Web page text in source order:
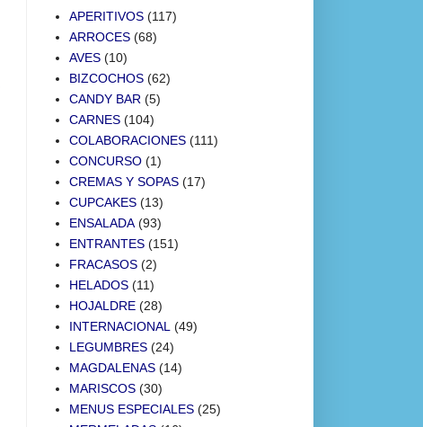
APERITIVOS (117)
ARROCES (68)
AVES (10)
BIZCOCHOS (62)
CANDY BAR (5)
CARNES (104)
COLABORACIONES (111)
CONCURSO (1)
CREMAS Y SOPAS (17)
CUPCAKES (13)
ENSALADA (93)
ENTRANTES (151)
FRACASOS (2)
HELADOS (11)
HOJALDRE (28)
INTERNACIONAL (49)
LEGUMBRES (24)
MAGDALENAS (14)
MARISCOS (30)
MENUS ESPECIALES (25)